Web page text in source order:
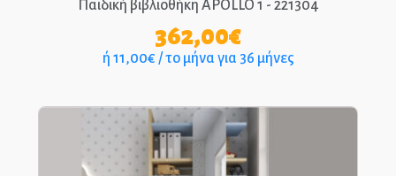
Παιδική βιβλιοθήκη APOLLO 1 - 221304
362,00€
ή 11,00€ / το μήνα για 36 μήνες